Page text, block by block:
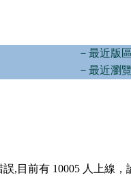
－最近版
－最近瀏
,目前有 10005 人上線